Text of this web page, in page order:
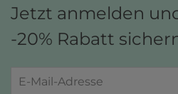
Jetzt anmelden
-20% Rabatt